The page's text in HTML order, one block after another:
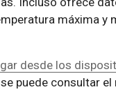
máxima y
desde los
puede consultar